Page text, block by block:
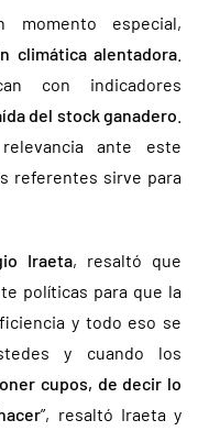
especial,
climática alentadora
con indicadores
del stock ganadero
ante este
referentes sirve para
Iraeta, resaltó que
políticas para que la
y todo eso se
y cuando los
cupos, de decir lo
”, resaltó Iraeta y